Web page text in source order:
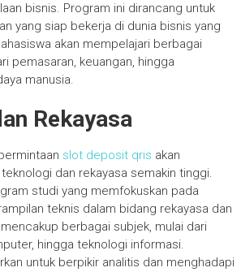
bisnis. Program ini dirancang untuk
yang siap bekerja di dunia bisnis yang
akan mempelajari berbagai
pemasaran, keuangan, hingga
manusia.
Rekayasa
slot deposit qris akan
dan rekayasa semakin tinggi.
studi yang memfokuskan pada
teknis dalam bidang rekayasa dan
berbagai subjek, mulai dari
hingga teknologi informasi.
untuk berpikir analitis dan menghadapi